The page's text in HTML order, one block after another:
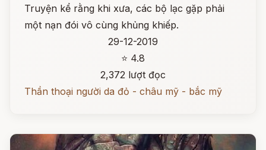
Truyện kể rằng khi xưa, các bộ lạc gặp phải
một nạn đói vô cùng khủng khiếp.
29-12-2019
⭐ 4.8
2,372 lượt đọc
Thần thoại người da đỏ - châu mỹ - bắc mỹ